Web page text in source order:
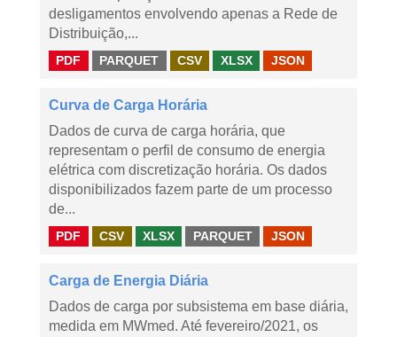
desligamentos envolvendo apenas a Rede de
Distribuição,...
PDF PARQUET CSV XLSX JSON
Curva de Carga Horária
Dados de curva de carga horária, que
representam o perfil de consumo de energia
elétrica com discretização horária. Os dados
disponibilizados fazem parte de um processo
de...
PDF CSV XLSX PARQUET JSON
Carga de Energia Diária
Dados de carga por subsistema em base diária,
medida em MWmed. Até fevereiro/2021, os